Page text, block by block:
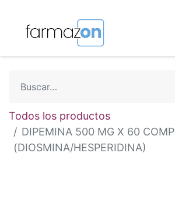
Todos los productos
DIPEMINA 500 MG X 60 COMP
(DIOSMINA/HESPERIDINA)